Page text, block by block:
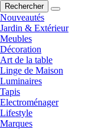
Rechercher
Nouveautés
Jardin & Extérieur
Meubles
Décoration
Art de la table
Linge de Maison
Luminaires
Tapis
Electroménager
Lifestyle
Marques